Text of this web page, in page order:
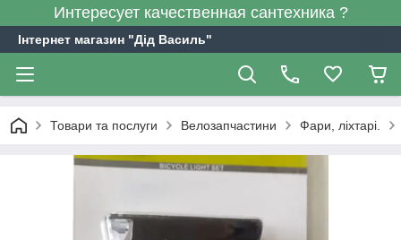
Интересует качественная сантехника ?
Інтернет магазин "Дід Василь"
Товари та послуги Велозапчастини Фари, ліхтарі.